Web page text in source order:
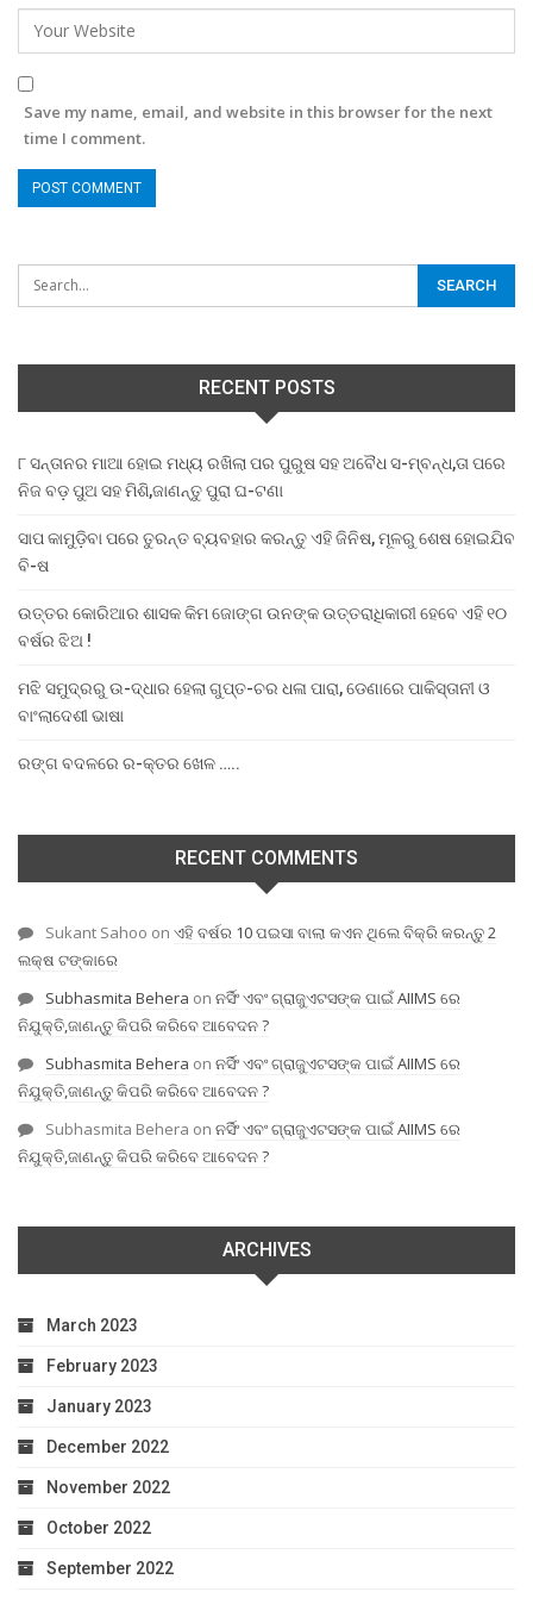
Save my name, email, and website in this browser for the next
time I comment.
RECENT POSTS
୮ ସନ୍ତାନର ମାଆ ହୋଇ ମଧ୍ୟ ରଖିଲା ପର ପୁରୁଷ ସହ ଅବୈଧ ସ-ମ୍ବନ୍ଧ,ତା ପରେ
ନିଜ ବଡ଼ ପୁଅ ସହ ମିଶି,ଜାଣନ୍ତୁ ପୁରା ଘ-ଟଣା
ସାପ କାମୁଡ଼ିବା ପରେ ତୁରନ୍ତ ବ୍ୟବହାର କରନ୍ତୁ ଏହି ଜିନିଷ, ମୂଳରୁ ଶେଷ ହୋଇଯିବ
ବି-ଷ
ଉତ୍ତର କୋରିଆର ଶାସକ କିମ ଜୋଙ୍ଗ ଉନଙ୍କ ଉତ୍ତରାଧିକାରୀ ହେବେ ଏହି ୧୦
ବର୍ଷର ଝିଅ !
ମଝି ସମୁଦ୍ରରୁ ଉ-ଦ୍ଧାର ହେଲା ଗୁପ୍ତ-ଚର ଧଳା ପାରା, ଡେଣାରେ ପାକିସ୍ତାନୀ ଓ
ବାଂଲାଦେଶୀ ଭାଷା
ରଙ୍ଗ ବଦଳରେ ର-କ୍ତର ଖେଳ …..
RECENT COMMENTS
Sukant Sahoo on ଏହି ବର୍ଷର 10 ପଇସା ବାଲା କଏନ ଥିଲେ ବିକ୍ରି କରନ୍ତୁ 2
ଲକ୍ଷ ଟଙ୍କାରେ
Subhasmita Behera on ନର୍ସିଂ ଏବଂ ଗ୍ରାଜୁଏଟସଙ୍କ ପାଇଁ AIIMS ରେ
ନିଯୁକ୍ତି,ଜାଣନ୍ତୁ କିପରି କରିବେ ଆବେଦନ ?
Subhasmita Behera on ନର୍ସିଂ ଏବଂ ଗ୍ରାଜୁଏଟସଙ୍କ ପାଇଁ AIIMS ରେ
ନିଯୁକ୍ତି,ଜାଣନ୍ତୁ କିପରି କରିବେ ଆବେଦନ ?
Subhasmita Behera on ନର୍ସିଂ ଏବଂ ଗ୍ରାଜୁଏଟସଙ୍କ ପାଇଁ AIIMS ରେ
ନିଯୁକ୍ତି,ଜାଣନ୍ତୁ କିପରି କରିବେ ଆବେଦନ ?
ARCHIVES
March 2023
February 2023
January 2023
December 2022
November 2022
October 2022
September 2022